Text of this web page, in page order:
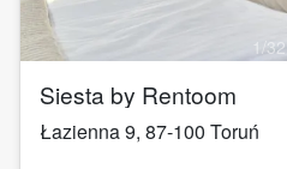
1 /32
Siesta by Rentoom
Łazienna 9, 87-100 Toruń